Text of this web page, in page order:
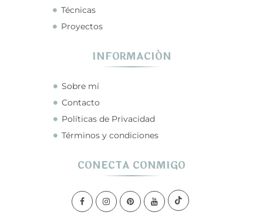
Técnicas
Proyectos
INFORMACIÓN
Sobre mí
Contacto
Políticas de Privacidad
Términos y condiciones
CONECTA CONMIGO